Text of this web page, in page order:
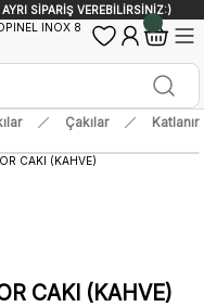
SİPARİŞ VEREBİLİRSİNİZ:)
Çakılar Katlanır
CAKI (KAHVE)